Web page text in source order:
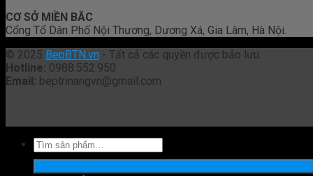
CƠ SỞ MIỀN BĂC
Cổng Tổ Dân Phố Nội Thương, Dương Xá, Gia Lâm, Hà Nội.
© 2025 BepBTN.vn - Tất cả các quyền được bảo lưu.
Hotline: 0988.552.950
Email: beptrinangvn@gmail.com
Tìm
kiếm: